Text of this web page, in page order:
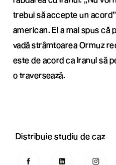
trebui să accepte un
american. El a mai spus că
vadă strâmtoarea Ormuz
este de acord ca Iranul să
o traversează.
Distribuie studiu de caz